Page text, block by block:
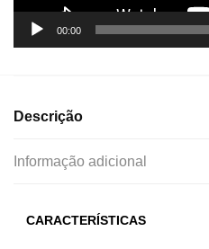
00:00
Descrição
Informação adicional
CARACTERÍSTICAS